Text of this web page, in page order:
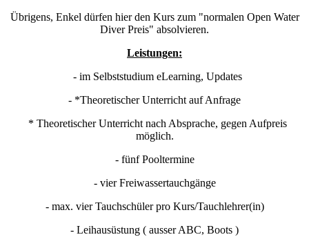
Übrigens, Enkel dürfen hier den Kurs zum "normalen Open Water
Diver Preis" absolvieren.
Leistungen:
- im Selbststudium eLearning, Updates
- *Theoretischer Unterricht auf Anfrage
* Theoretischer Unterricht nach Absprache, gegen Aufpreis
möglich.
- fünf Pooltermine
- vier Freiwassertauchgänge
- max. vier Tauchschüler pro Kurs/Tauchlehrer(in)
- Leihausüstung ( ausser ABC, Boots )